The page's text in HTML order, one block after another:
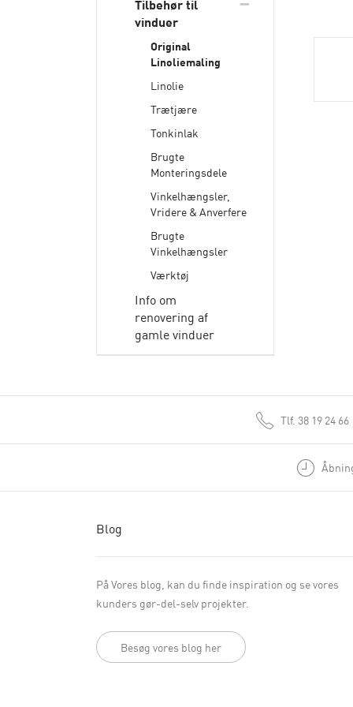
dekoration
Brugt Tilbehør
Karmtræ
Nye døre (dansk
produceret)
Tilbehør til
vinduer
Original
Linoliemaling
Linolie
Trætjære
Tonkinlak
Brugte
Monteringsdele
Vinkelhængsler,
Vridere & Anverfere
Brugte
Vinkelhængsler
Værktøj
Info om
renovering af
gamle vinduer
Tlf. 38 19 24 66
Blog
På Vores blog, kan du finde inspiration og se vores
kunders gør-del-selv projekter.
Besøg vores blog her